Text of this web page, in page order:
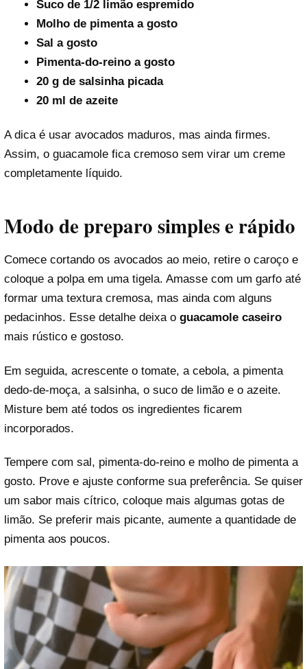
Suco de 1/2 limão espremido
Molho de pimenta a gosto
Sal a gosto
Pimenta-do-reino a gosto
20 g de salsinha picada
20 ml de azeite
A dica é usar avocados maduros, mas ainda firmes.
Assim, o guacamole fica cremoso sem virar um creme
completamente líquido.
Modo de preparo simples e rápido
Comece cortando os avocados ao meio, retire o caroço e
coloque a polpa em uma tigela. Amasse com um garfo até
formar uma textura cremosa, mas ainda com alguns
pedacinhos. Esse detalhe deixa o guacamole caseiro
mais rústico e gostoso.
Em seguida, acrescente o tomate, a cebola, a pimenta
dedo-de-moça, a salsinha, o suco de limão e o azeite.
Misture bem até todos os ingredientes ficarem
incorporados.
Tempere com sal, pimenta-do-reino e molho de pimenta a
gosto. Prove e ajuste conforme sua preferência. Se quiser
um sabor mais cítrico, coloque mais algumas gotas de
limão. Se preferir mais picante, aumente a quantidade de
pimenta aos poucos.